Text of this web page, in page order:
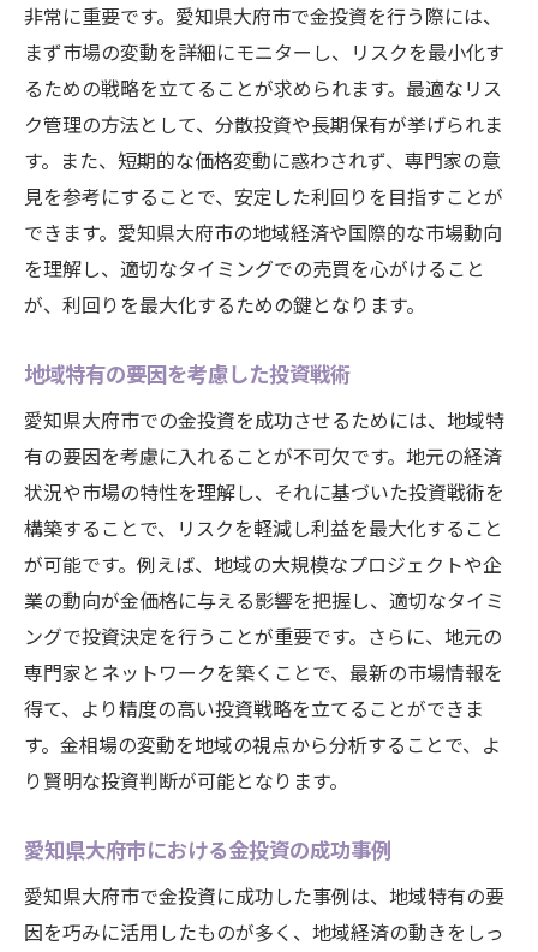
非常に重要です。愛知県大府市で金投資を行う際には、
まず市場の変動を詳細にモニターし、リスクを最小化す
るための戦略を立てることが求められます。最適なリス
ク管理の方法として、分散投資や長期保有が挙げられま
す。また、短期的な価格変動に惑わされず、専門家の意
見を参考にすることで、安定した利回りを目指すことが
できます。愛知県大府市の地域経済や国際的な市場動向
を理解し、適切なタイミングでの売買を心がけること
が、利回りを最大化するための鍵となります。
地域特有の要因を考慮した投資戦術
愛知県大府市での金投資を成功させるためには、地域特
有の要因を考慮に入れることが不可欠です。地元の経済
状況や市場の特性を理解し、それに基づいた投資戦術を
構築することで、リスクを軽減し利益を最大化すること
が可能です。例えば、地域の大規模なプロジェクトや企
業の動向が金価格に与える影響を把握し、適切なタイミ
ングで投資決定を行うことが重要です。さらに、地元の
専門家とネットワークを築くことで、最新の市場情報を
得て、より精度の高い投資戦略を立てることができま
す。金相場の変動を地域の視点から分析することで、よ
り賢明な投資判断が可能となります。
愛知県大府市における金投資の成功事例
愛知県大府市で金投資に成功した事例は、地域特有の要
因を巧みに活用したものが多く、地域経済の動きをしっ